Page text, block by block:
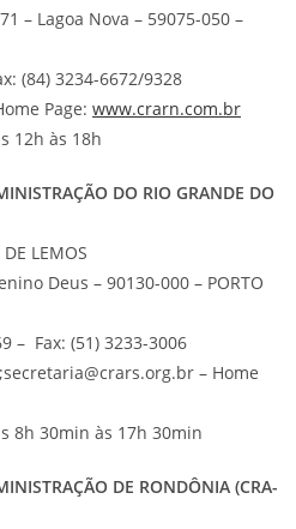
– Lagoa Nova – 59075-050 –
(84) 3234-6672/9328
Page: www.crarn.com.br
12h às 18h
DO RIO GRANDE DO
LEMOS
Deus – 90130-000 – PORTO
– Fax: (51) 3233-3006
– Home
8h 30min às 17h 30min
DE RONDÔNIA (CRA-